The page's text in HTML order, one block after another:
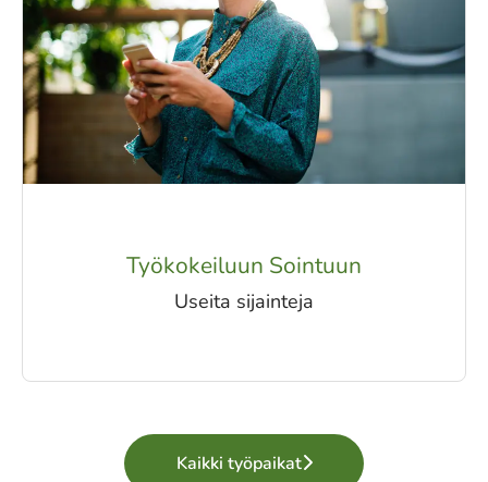
Työkokeiluun Sointuun
Useita sijainteja
Kaikki työpaikat